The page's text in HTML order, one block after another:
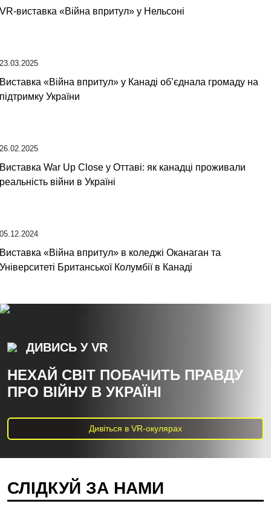
VR-виставка «Війна впритул» у Нельсоні
23.03.2025
Виставка «Війна впритул» у Канаді об’єднала громаду на
підтримку України
26.02.2025
Виставка War Up Close у Оттаві: як канадці проживали
реальність війни в Україні
05.12.2024
Виставка «Війна впритул» в коледжі Оканаган та
Університеті Британської Колумбії в Канаді
ДИВИСЬ У VR
НЕХАЙ СВІТ ПОБАЧИТЬ ПРАВДУ
ПРО ВІЙНУ В УКРАЇНІ
Дивіться в VR-окулярах
СЛІДКУЙ ЗА НАМИ